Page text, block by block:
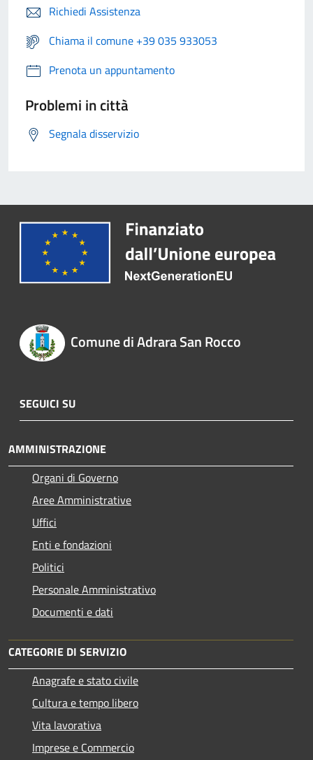
Richiedi Assistenza
Chiama il comune +39 035 933053
Prenota un appuntamento
Problemi in città
Segnala disservizio
Comune di Adrara San Rocco
SEGUICI SU
AMMINISTRAZIONE
Organi di Governo
Aree Amministrative
Uffici
Enti e fondazioni
Politici
Personale Amministrativo
Documenti e dati
CATEGORIE DI SERVIZIO
Anagrafe e stato civile
Cultura e tempo libero
Vita lavorativa
Imprese e Commercio